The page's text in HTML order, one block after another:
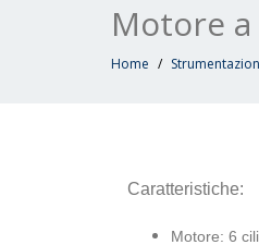
Motore
Home
Caratteristiche:
Motore: 6